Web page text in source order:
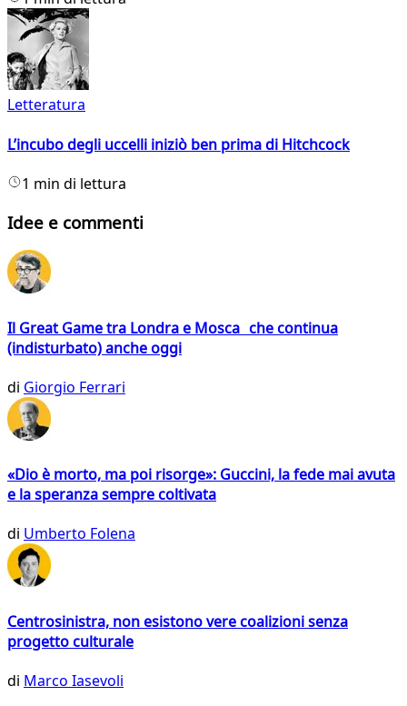
Letteratura
L’incubo degli uccelli iniziò ben prima di Hitchcock
1 min di lettura
Idee e commenti
Il Great Game tra Londra e Mosca che continua
(indisturbato) anche oggi
di Giorgio Ferrari
«Dio è morto, ma poi risorge»: Guccini, la fede mai avuta
e la speranza sempre coltivata
di Umberto Folena
Centrosinistra, non esistono vere coalizioni senza
progetto culturale
di Marco Iasevoli